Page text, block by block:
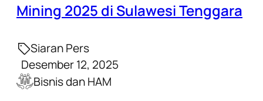
Mining 2025 di Sulawesi Tenggara
Siaran Pers
Desember 12, 2025
Bisnis dan HAM